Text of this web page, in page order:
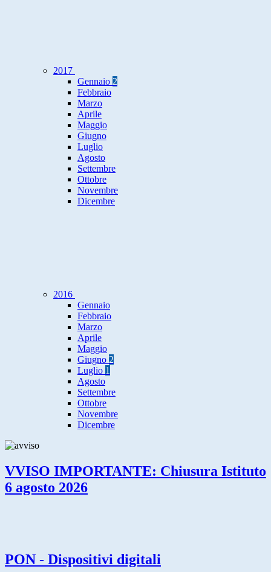
2017
Gennaio 2
Febbraio
Marzo
Aprile
Maggio
Giugno
Luglio
Agosto
Settembre
Ottobre
Novembre
Dicembre
2016
Gennaio
Febbraio
Marzo
Aprile
Maggio
Giugno 2
Luglio 1
Agosto
Settembre
Ottobre
Novembre
Dicembre
VVISO IMPORTANTE: Chiusura Istituto
6 agosto 2026
PON - Dispositivi digitali